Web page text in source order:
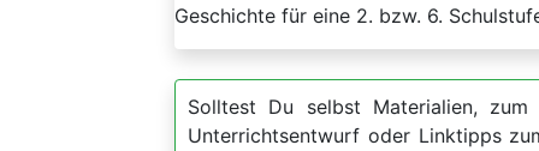
Geschichte für eine 2. bzw. 6.
Solltest Du selbst Materialien,
Unterrichtsentwurf oder Linktipps